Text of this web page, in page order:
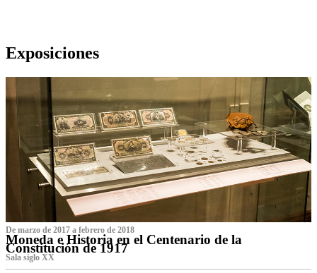
Exposiciones
De marzo de 2017 a febrero de 2018
Moneda e Historia en el Centenario de la
Constitución de 1917
Sala siglo XX